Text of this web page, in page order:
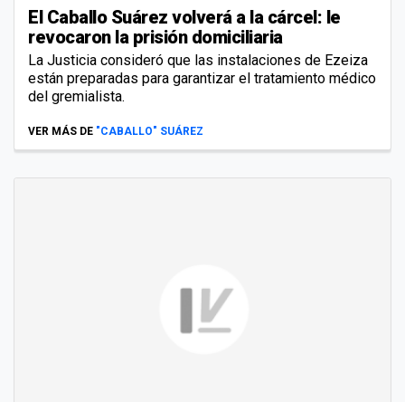
El Caballo Suárez volverá a la cárcel: le
revocaron la prisión domiciliaria
La Justicia consideró que las instalaciones de Ezeiza
están preparadas para garantizar el tratamiento médico
del gremialista.
VER MÁS DE "CABALLO" SUÁREZ